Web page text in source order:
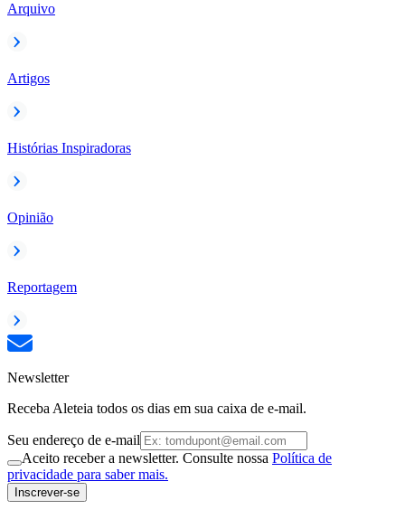
Arquivo
Artigos
Histórias Inspiradoras
Opinião
Reportagem
Newsletter
Receba Aleteia todos os dias em sua caixa de e-mail.
Seu endereço de e-mail
Aceito receber a newsletter. Consulte nossa Política de
privacidade para saber mais.
Inscrever-se